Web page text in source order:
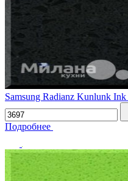
Samsung Radianz Kunlunk Ink
Подробнее